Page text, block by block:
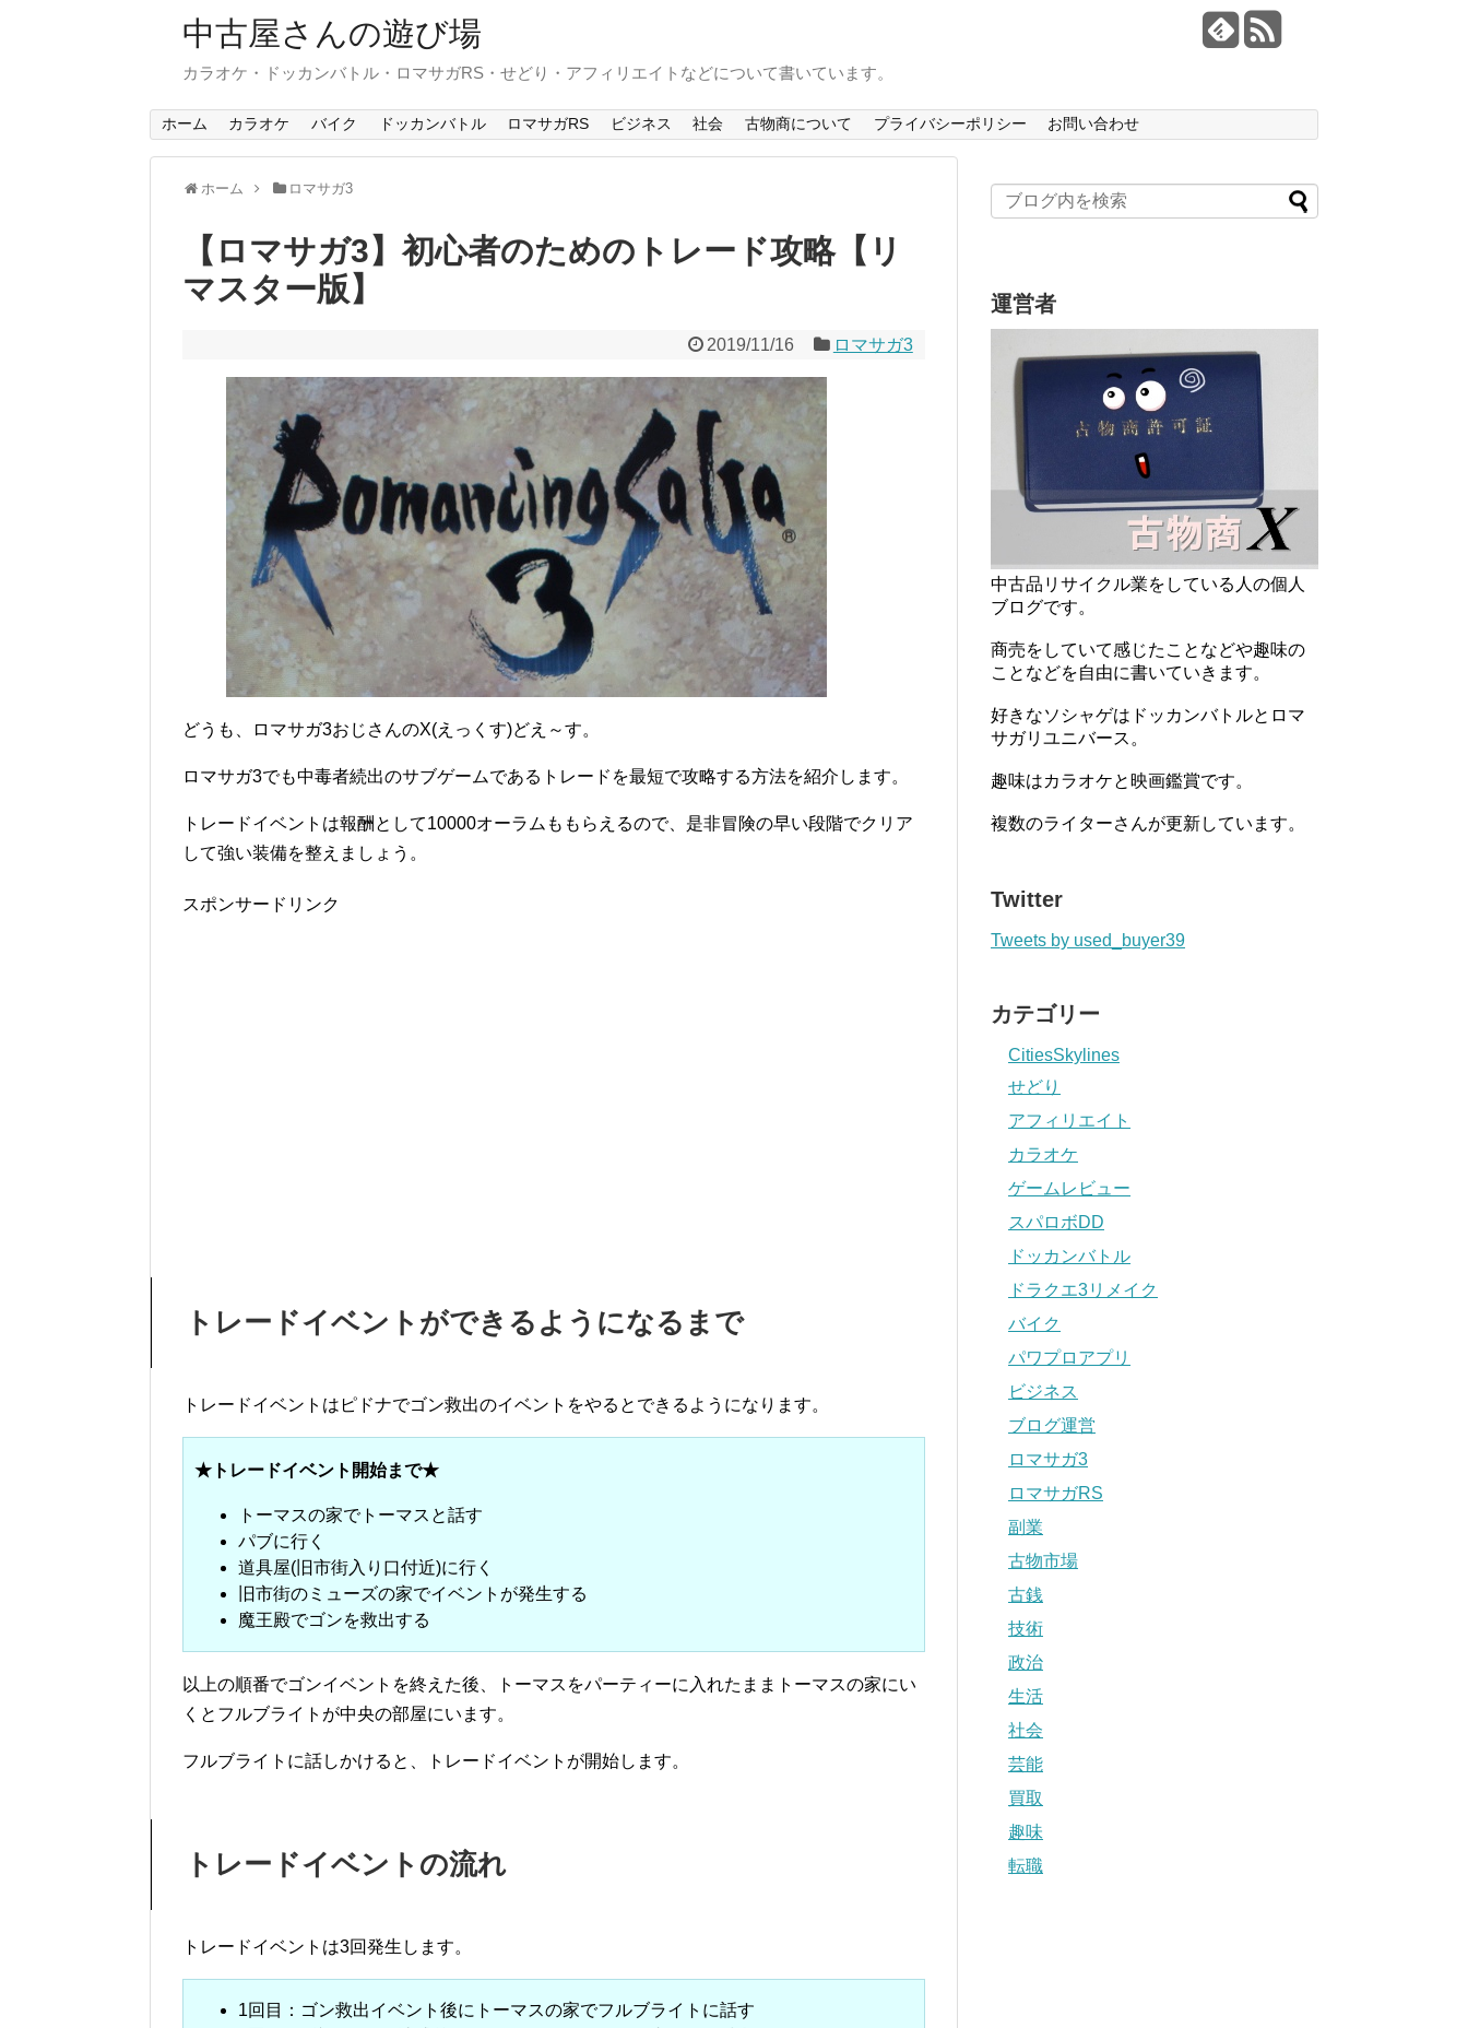
中古屋さんの遊び場
カラオケ・ドッカンバトル・ロマサガRS・せどり・アフィリエイトなどについて書いています。
ホーム カラオケ バイク ドッカンバトル ロマサガRS ビジネス 社会 古物商について プライバシーポリシー お問い合わせ
ホーム ロマサガ3
【ロマサガ3】初心者のためのトレード攻略【リ
マスター版】
2019/11/16 ロマサガ3
どうも、ロマサガ3おじさんのX(えっくす)どえ～す。
ロマサガ3でも中毒者続出のサブゲームであるトレードを最短で攻略する方法を紹介します。
トレードイベントは報酬として10000オーラムももらえるので、是非冒険の早い段階でクリア
して強い装備を整えましょう。
スポンサードリンク
トレードイベントができるようになるまで
トレードイベントはピドナでゴン救出のイベントをやるとできるようになります。
★トレードイベント開始まで★
トーマスの家でトーマスと話す
パブに行く
道具屋(旧市街入り口付近)に行く
旧市街のミューズの家でイベントが発生する
魔王殿でゴンを救出する
以上の順番でゴンイベントを終えた後、トーマスをパーティーに入れたままトーマスの家にい
くとフルブライトが中央の部屋にいます。
フルブライトに話しかけると、トレードイベントが開始します。
トレードイベントの流れ
トレードイベントは3回発生します。
1回目：ゴン救出イベント後にトーマスの家でフルブライトに話す
運営者
中古品リサイクル業をしている人の個人
ブログです。
商売をしていて感じたことなどや趣味の
ことなどを自由に書いていきます。
好きなソシャゲはドッカンバトルとロマ
サガリユニバース。
趣味はカラオケと映画鑑賞です。
複数のライターさんが更新しています。
Twitter
Tweets by used_buyer39
カテゴリー
CitiesSkylines
せどり
アフィリエイト
カラオケ
ゲームレビュー
スパロボDD
ドッカンバトル
ドラクエ3リメイク
バイク
パワプロアプリ
ビジネス
ブログ運営
ロマサガ3
ロマサガRS
副業
古物市場
古銭
技術
政治
生活
社会
芸能
買取
趣味
転職